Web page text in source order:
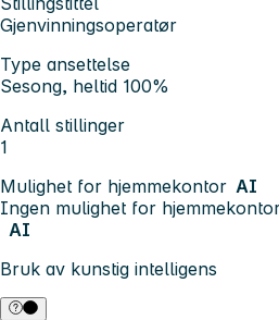
Gjenvinningsoperatør
Type ansettelse
Sesong, heltid 100%
Antall stillinger
1
Mulighet for hjemmekontor AI
Ingen mulighet for
AI
Bruk av kunstig intelligens